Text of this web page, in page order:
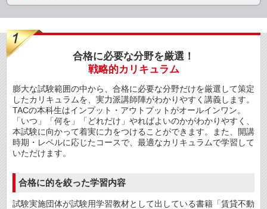
合格に必要な分野を厳選！
戦略的カリキュラム
膨大な試験範囲の中から、合格に必要な分野だけを厳選して策定
したカリキュラムを、実力派講師陣がわかりやすく講義します。
TACの本科生はインプット・アウトプットがオールインワン。
「いつ」「何を」「どれだけ」やればよいのかがわかりやすく、
本試験に向かって着実に力をつけることができます。また、開講
時期・レベルに応じたコースで、最適なカリキュラムで学習して
いただけます。
合格に的を絞った学習内容
試験実施団体が試験用学習教材として出している書籍「賃貸不動